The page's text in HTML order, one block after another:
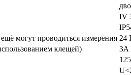
IV
могут проводиться измерения 24
клещей)
3A